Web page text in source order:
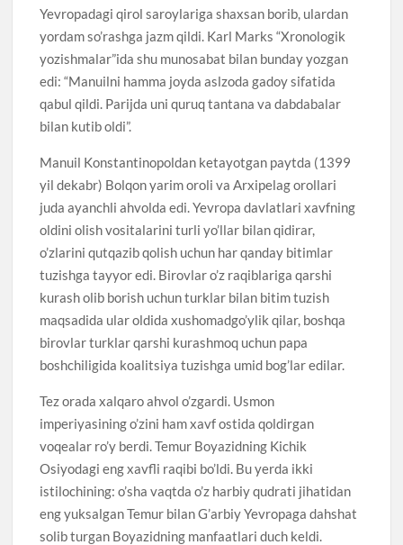
Yevropadagi qirol saroylariga shaxsan borib, ulardan
yordam so’rashga jazm qildi. Karl Marks “Xronologik
yozishmalar”ida shu munosabat bilan bunday yozgan
edi: “Manuilni hamma joyda aslzoda gadoy sifatida
qabul qildi. Parijda uni quruq tantana va dabdabalar
bilan kutib oldi”.
Manuil Konstantinopoldan ketayotgan paytda (1399
yil dekabr) Bolqon yarim oroli va Arxipelag orollari
juda ayanchli ahvolda edi. Yevropa davlatlari xavfning
oldini olish vositalarini turli yo’llar bilan qidirar,
o’zlarini qutqazib qolish uchun har qanday bitimlar
tuzishga tayyor edi. Birovlar o’z raqiblariga qarshi
kurash olib borish uchun turklar bilan bitim tuzish
maqsadida ular oldida xushomadgo’ylik qilar, boshqa
birovlar turklar qarshi kurashmoq uchun papa
boshchiligida koalitsiya tuzishga umid bog’lar edilar.
Tez orada xalqaro ahvol o’zgardi. Usmon
imperiyasining o’zini ham xavf ostida qoldirgan
voqealar ro’y berdi. Temur Boyazidning Kichik
Osiyodagi eng xavfli raqibi bo’ldi. Bu yerda ikki
istilochining: o’sha vaqtda o’z harbiy qudrati jihatidan
eng yuksalgan Temur bilan G’arbiy Yevropaga dahshat
solib turgan Boyazidning manfaatlari duch keldi.